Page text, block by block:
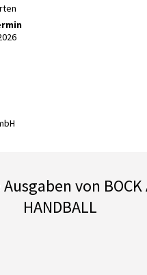
von BOCK
HANDBALL